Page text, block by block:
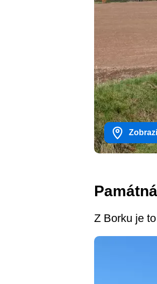
Z Borku je